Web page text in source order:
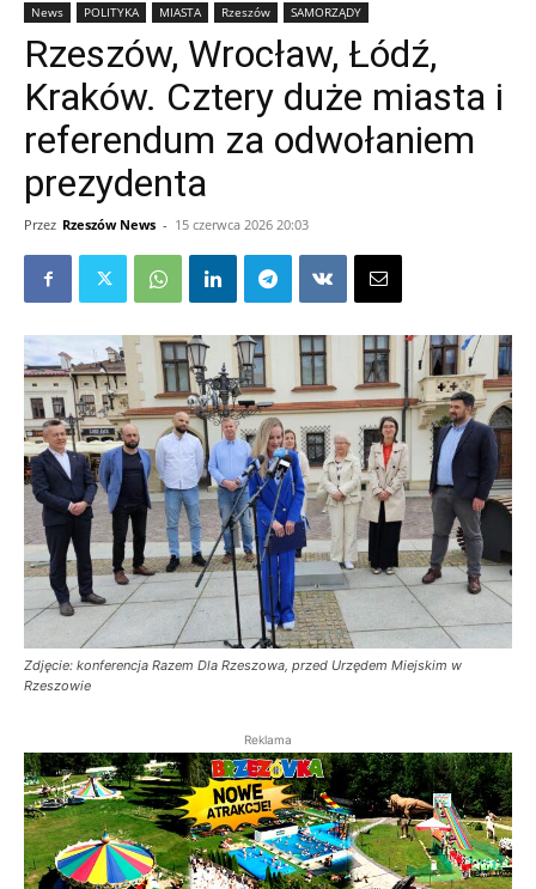
News POLITYKA MIASTA Rzeszów SAMORZĄDY
Rzeszów, Wrocław, Łódź,
Kraków. Cztery duże miasta i
referendum za odwołaniem
prezydenta
Przez Rzeszów News - 15 czerwca 2026 20:03
Zdjęcie: konferencja Razem Dla Rzeszowa, przed Urzędem Miejskim w
Rzeszowie
Reklama